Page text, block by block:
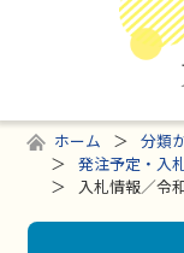
ホーム 分類
発注予定・入
入札情報／令